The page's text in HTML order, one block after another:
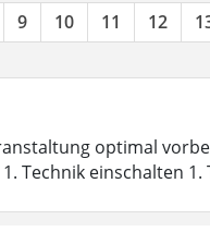
9 10 11 12
optimal
Technik einschalten 1.